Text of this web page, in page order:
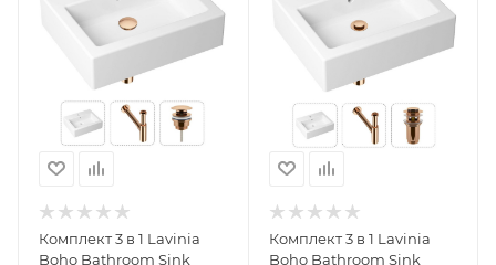
Комплект 3 в 1 Lavinia
Boho Bathroom Sink
Комплект 3 в 1 Lavinia
Boho Bathroom Sink